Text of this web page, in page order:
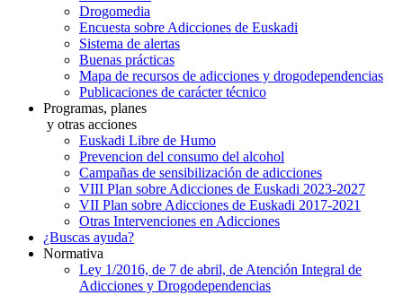
Drogomedia
Encuesta sobre Adicciones de Euskadi
Sistema de alertas
Buenas prácticas
Mapa de recursos de adicciones y drogodependencias
Publicaciones de carácter técnico
Programas, planes
y otras acciones
Euskadi Libre de Humo
Prevencion del consumo del alcohol
Campañas de sensibilización de adicciones
VIII Plan sobre Adicciones de Euskadi 2023-2027
VII Plan sobre Adicciones de Euskadi 2017-2021
Otras Intervenciones en Adicciones
¿Buscas ayuda?
Normativa
Ley 1/2016, de 7 de abril, de Atención Integral de
Adicciones y Drogodependencias